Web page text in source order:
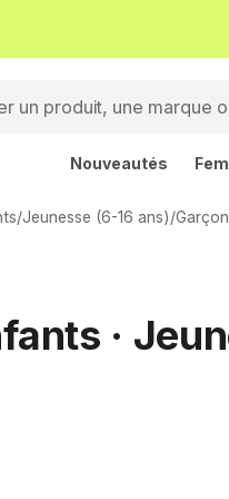
Nouveautés
/Jeunesse (6-16 ans)/
·